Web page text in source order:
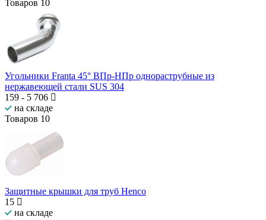
Товаров 10
Угольники Franta 45° ВПр-НПр однораструбные из
нержавеющей стали SUS 304
159 - 5 706
на складе
Товаров 10
Защитные крышки для труб Henco
15
на складе